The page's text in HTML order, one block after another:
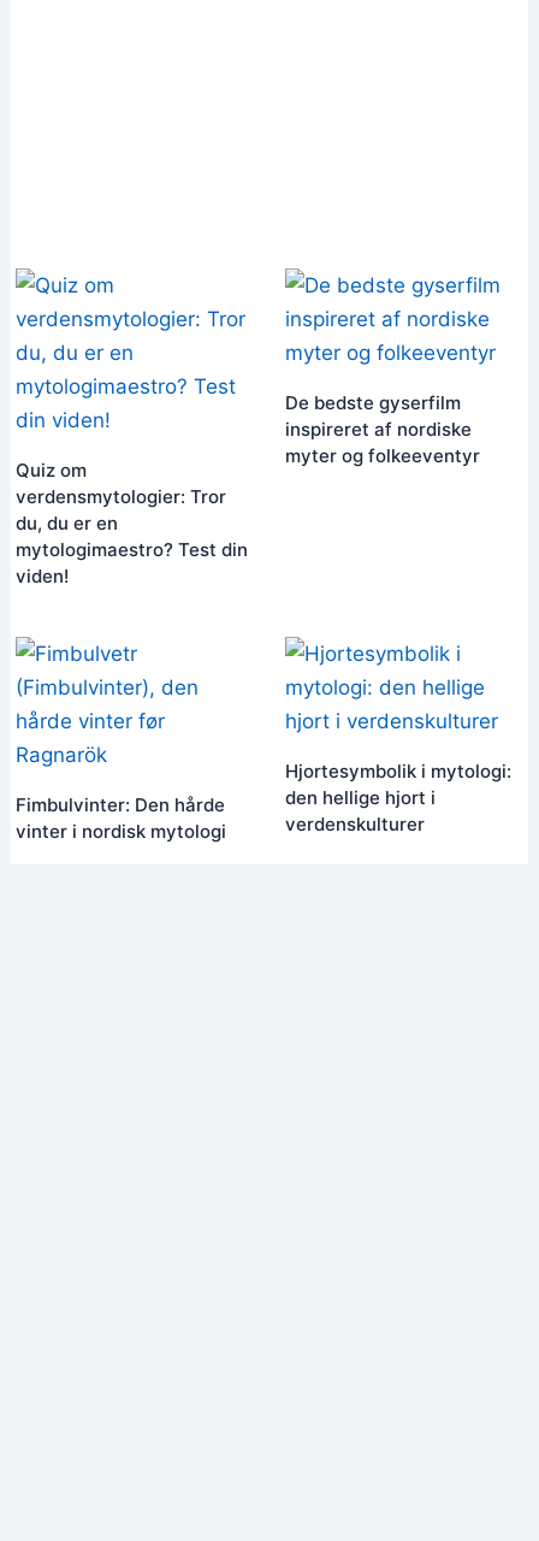
Quiz om
verdensmytologier: Tror
du, du er en
mytologimaestro? Test din
viden!
De bedste gyserfilm
inspireret af nordiske
myter og folkeeventyr
Fimbulvinter: Den hårde
vinter i nordisk mytologi
Hjortesymbolik i mytologi:
den hellige hjort i
verdenskulturer